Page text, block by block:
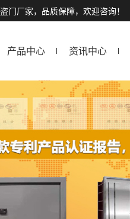
厂家，品质保障，欢迎咨询！
产品中心 资讯中心